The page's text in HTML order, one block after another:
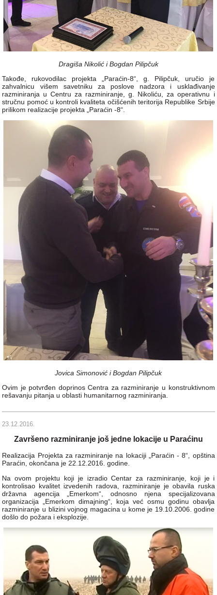
Dragiša Nikolić i Bogdan Pilipčuk
Takođe, rukovodilac projekta „Paraćin-8“, g. Pilipčuk, uručio je
zahvalnicu višem savetniku za poslove nadzora i usklađivanje
razminiranja u Centru za razminiranje, g. Nikoliću, za operativnu i
stručnu pomoć u kontroli kvaliteta očišćenih teritorija Republike Srbije
prilikom realizacije projekta „Paraćin -8“.
Jovica Simonović i Bogdan Pilipčuk
Ovim je potvrđen doprinos Centra za razminiranje u konstruktivnom
rešavanju pitanja u oblasti humanitarnog razminiranja.
23.12.2016.
Završeno razminiranje još jedne lokacije u Paraćinu
Realizacija Projekta za razminiranje na lokaciji „Paraćin - 8“, opština
Paraćin, okončana je 22.12.2016. godine.
Na ovom projektu koji je izradio Centar za razminiranje, koji je i
kontrolisao kvalitet izvedenih radova, razminiranje je obavila ruska
državna agencija „Emerkom“, odnosno njena specijalizovana
organizacija „Emerkom dimajning“, koja već osmu godinu obavlјa
razminiranje u blizini vojnog magacina u kome je 19.10.2006. godine
došlo do požara i eksplozije.